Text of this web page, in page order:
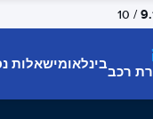
/ 10
רכבבינלאומישאלות